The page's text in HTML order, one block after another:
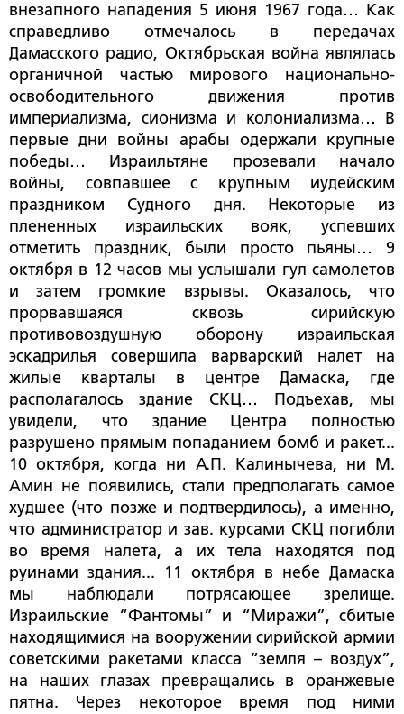
внезапного нападения 5 июня 1967 года… Как
справедливо отмечалось в передачах
Дамасского радио, Октябрьская война являлась
органичной частью мирового национально-
освободительного движения против
империализма, сионизма и колониализма… В
первые дни войны арабы одержали крупные
победы… Израильтяне прозевали начало
войны, совпавшее с крупным иудейским
праздником Судного дня. Некоторые из
плененных израильских вояк, успевших
отметить праздник, были просто пьяны… 9
октября в 12 часов мы услышали гул самолетов
и затем громкие взрывы. Оказалось, что
прорвавшаяся сквозь сирийскую
противовоздушную оборону израильская
эскадрилья совершила варварский налет на
жилые кварталы в центре Дамаска, где
располагалось здание СКЦ… Подъехав, мы
увидели, что здание Центра полностью
разрушено прямым попаданием бомб и ракет...
10 октября, когда ни А.П. Калинычева, ни М.
Амин не появились, стали предполагать самое
худшее (что позже и подтвердилось), а именно,
что администратор и зав. курсами СКЦ погибли
во время налета, а их тела находятся под
руинами здания... 11 октября в небе Дамаска
мы наблюдали потрясающее зрелище.
Израильские “Фантомы” и “Миражи”, сбитые
находящимися на вооружении сирийской армии
советскими ракетами класса “земля – воздух”,
на наших глазах превращались в оранжевые
пятна. Через некоторое время под ними